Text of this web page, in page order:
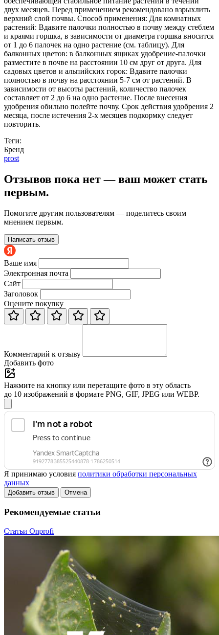
двух месяцев. Перед применением рекомендовано взрыхлить
верхний слой почвы. Способ применения: Для комнатных
растений: Вдавите палочки полностью в почву между стеблем
и краями горшка, в зависимости от диаметра горшка вносится
от 1 до 6 палочек на одно растение (см. таблицу). Для
балконных цветов: в балконных ящиках удобрение-палочки
разместите в почве на расстоянии 10 см друг от друга. Для
садовых цветов и альпийских горок: Вдавите палочки
полностью в почву на расстоянии 5-7 см от растений. В
зависимости от высоты растений, количество палочек
составляет от 2 до 6 на одно растение. После внесения
удобрения обильно полейте почву. Срок действия удобрения 2
месяца, после истечения 2-х месяцев подкормку следует
повторить.
Теги:
Бренд
prost
Отзывов пока нет — ваш может стать
первым.
Помогите другим пользователям — поделитесь своим
мнением первым.
Написать отзыв
Ваше имя
Электронная почта
Сайт
Заголовок
Оцените покупку
Комментарий к отзыву
Добавить фото
Нажмите на кнопку или перетащите фото в эту область
до 10 изображений в формате PNG, GIF, JPEG или WEBP.
Я принимаю условия политики обработки персональных
данных
Добавить отзыв Отмена
Рекомендуемые статьи
Статьи Onprofi